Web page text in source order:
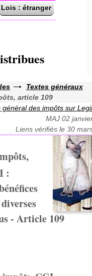
Lois : étranger
Textes généraux
article 109
général des impôts sur
MAJ 02
Liens vérifiés le 30
:
- Article 109